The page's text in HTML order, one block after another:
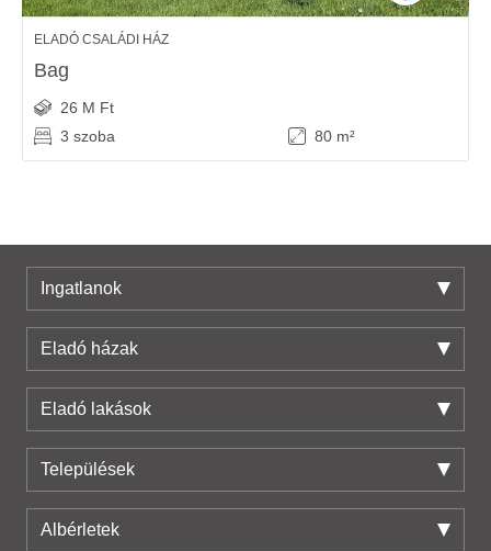
ELADÓ CSALÁDI HÁZ
Bag
26 M Ft
3 szoba
80 m²
Ingatlanok
Eladó házak
Eladó lakások
Települések
Albérletek